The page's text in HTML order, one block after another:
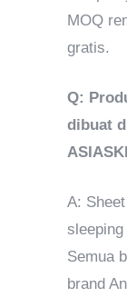
MOQ
gratis.
Q:
dibuat
A:
Semua
brand